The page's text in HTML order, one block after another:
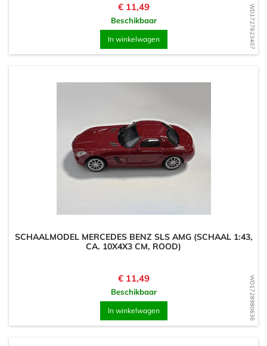
WD1727623407
Prijs
€ 11,49
Beschikbaar
In winkelwagen
WD1728980636
SCHAALMODEL MERCEDES BENZ SLS AMG (SCHAAL 1:43,
CA. 10X4X3 CM, ROOD)
Prijs
€ 11,49
Beschikbaar
In winkelwagen